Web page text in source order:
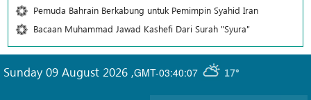
Pemuda Bahrain Berkabung untuk Pemimpin Syahid Iran
Bacaan Muhammad Jawad Kashefi Dari Surah "Syura"
GMT-03:40:07 17°
Sunday 09 August 2026 ,